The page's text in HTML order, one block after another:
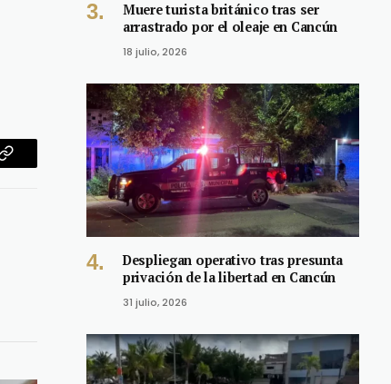
Copy
Muere turista británico tras ser
arrastrado por el oleaje en Cancún
18 julio, 2026
Despliegan operativo tras presunta
privación de la libertad en Cancún
31 julio, 2026